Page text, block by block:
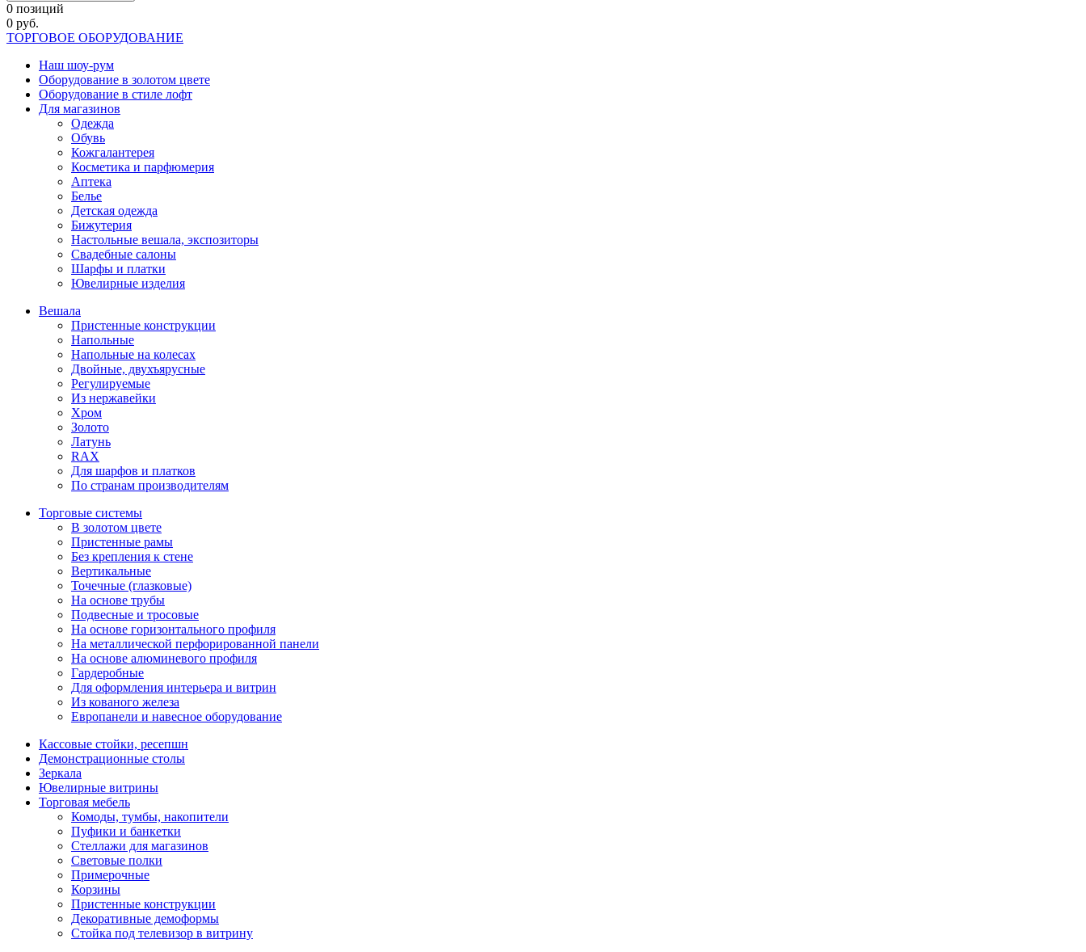
0 позиций
0 руб.
ТОРГОВОЕ ОБОРУДОВАНИЕ
Наш шоу-рум
Оборудование в золотом цвете
Оборудование в стиле лофт
Для магазинов
Одежда
Обувь
Кожгалантерея
Косметика и парфюмерия
Аптека
Белье
Детская одежда
Бижутерия
Настольные вешала, экспозиторы
Свадебные салоны
Шарфы и платки
Ювелирные изделия
Вешала
Пристенные конструкции
Напольные
Напольные на колесах
Двойные, двухъярусные
Регулируемые
Из нержавейки
Хром
Золото
Латунь
RAX
Для шарфов и платков
По странам производителям
Торговые системы
В золотом цвете
Пристенные рамы
Без крепления к стене
Вертикальные
Точечные (глазковые)
На основе трубы
Подвесные и тросовые
На основе горизонтального профиля
На металлической перфорированной панели
На основе алюминевого профиля
Гардеробные
Для оформления интерьера и витрин
Из кованого железа
Европанели и навесное оборудование
Кассовые стойки, ресепшн
Демонстрационные столы
Зеркала
Ювелирные витрины
Торговая мебель
Комоды, тумбы, накопители
Пуфики и банкетки
Стеллажи для магазинов
Световые полки
Примерочные
Корзины
Пристенные конструкции
Декоративные демоформы
Стойка под телевизор в витрину